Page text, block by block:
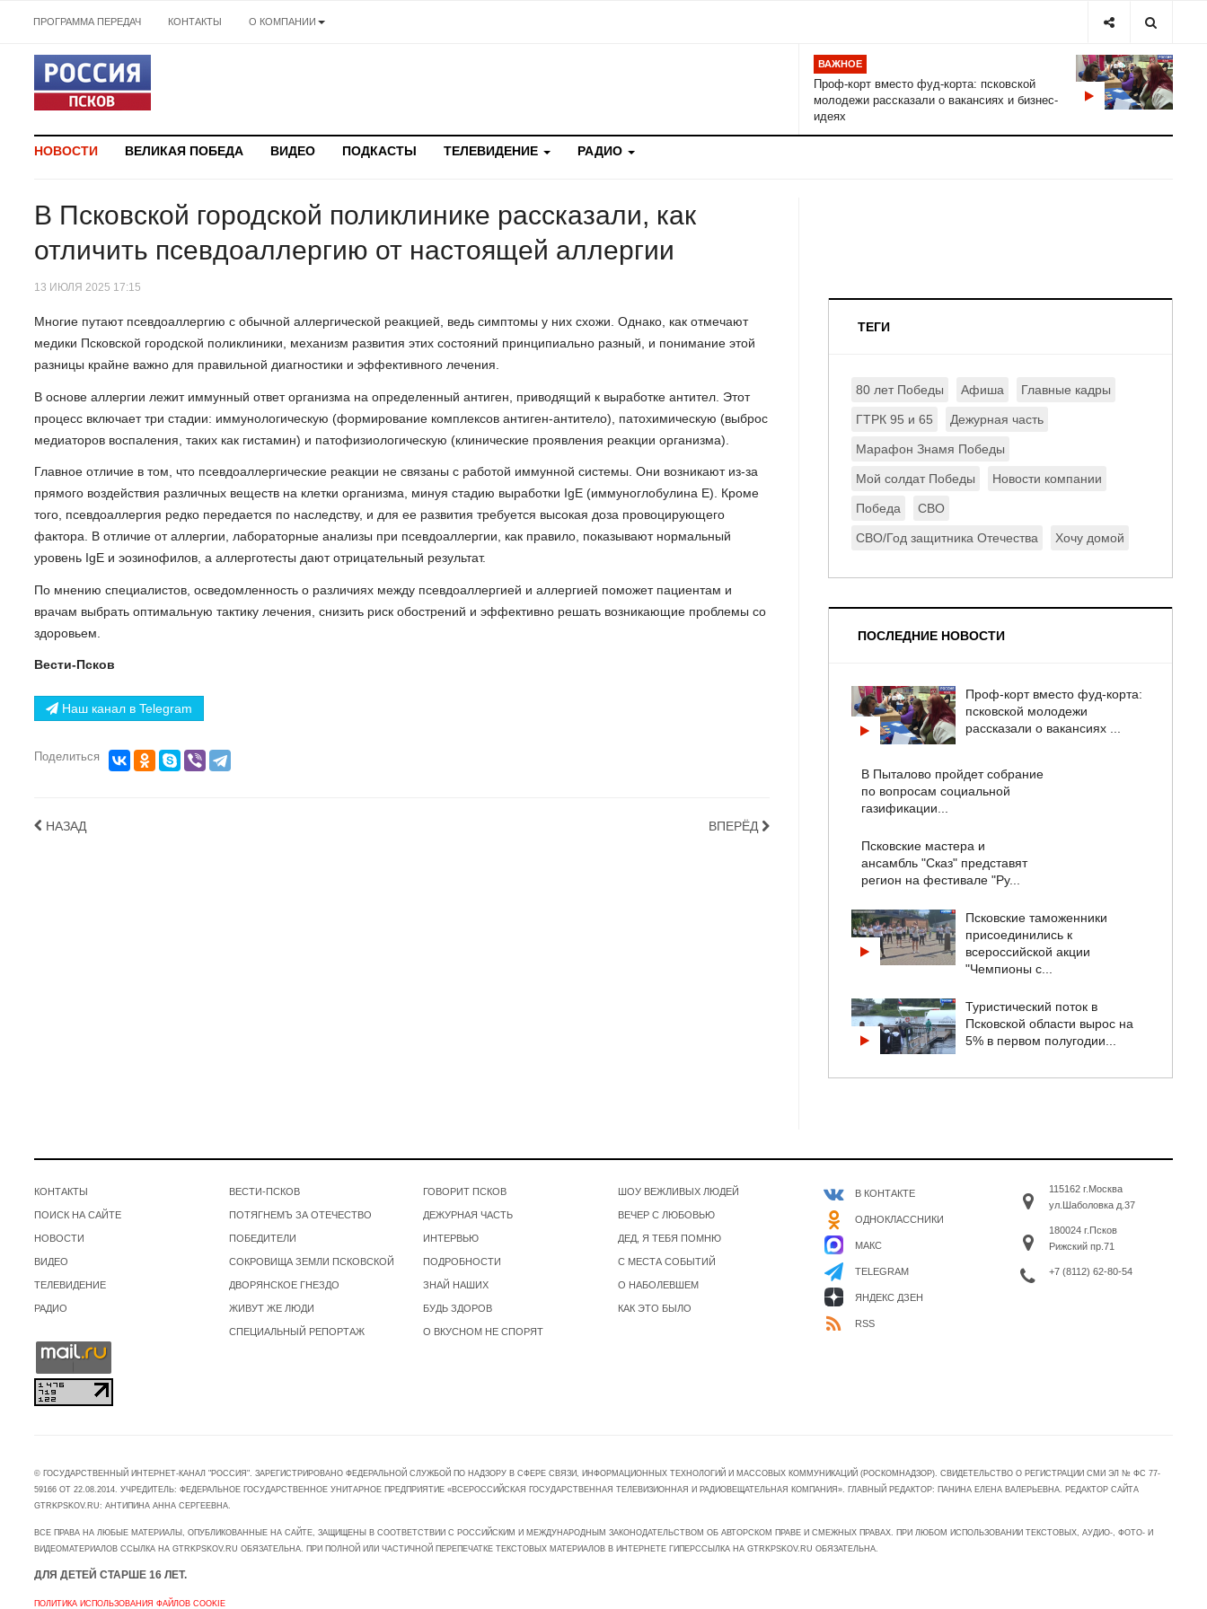
ПРОГРАММА ПЕРЕДАЧ КОНТАКТЫ О КОМПАНИИ
ВАЖНОЕ
Проф-корт вместо фуд-корта: псковской
молодежи рассказали о вакансиях и бизнес-
идеях
НОВОСТИ ВЕЛИКАЯ ПОБЕДА ВИДЕО ПОДКАСТЫ ТЕЛЕВИДЕНИЕ РАДИО
В Псковской городской поликлинике рассказали, как
отличить псевдоаллергию от настоящей аллергии
13 ИЮЛЯ 2025 17:15
Многие путают псевдоаллергию с обычной аллергической реакцией, ведь симптомы у них схожи. Однако, как отмечают
медики Псковской городской поликлиники, механизм развития этих состояний принципиально разный, и понимание этой
разницы крайне важно для правильной диагностики и эффективного лечения.
В основе аллергии лежит иммунный ответ организма на определенный антиген, приводящий к выработке антител. Этот
процесс включает три стадии: иммунологическую (формирование комплексов антиген-антитело), патохимическую (выброс
медиаторов воспаления, таких как гистамин) и патофизиологическую (клинические проявления реакции организма).
Главное отличие в том, что псевдоаллергические реакции не связаны с работой иммунной системы. Они возникают из-за
прямого воздействия различных веществ на клетки организма, минуя стадию выработки IgE (иммуноглобулина E). Кроме
того, псевдоаллергия редко передается по наследству, и для ее развития требуется высокая доза провоцирующего
фактора. В отличие от аллергии, лабораторные анализы при псевдоаллергии, как правило, показывают нормальный
уровень IgE и эозинофилов, а аллерготесты дают отрицательный результат.
По мнению специалистов, осведомленность о различиях между псевдоаллергией и аллергией поможет пациентам и
врачам выбрать оптимальную тактику лечения, снизить риск обострений и эффективно решать возникающие проблемы со
здоровьем.
Вести-Псков
Наш канал в Telegram
Поделиться
НАЗАД ВПЕРЁД
ТЕГИ
80 лет Победы Афиша Главные кадры
ГТРК 95 и 65 Дежурная часть
Марафон Знамя Победы
Мой солдат Победы Новости компании
Победа СВО
СВО/Год защитника Отечества Хочу домой
ПОСЛЕДНИЕ НОВОСТИ
Проф-корт вместо фуд-корта:
псковской молодежи
рассказали о вакансиях ...
В Пыталово пройдет собрание
по вопросам социальной
газификации...
Псковские мастера и
ансамбль "Сказ" представят
регион на фестивале "Ру...
Псковские таможенники
присоединились к
всероссийской акции
"Чемпионы с...
Туристический поток в
Псковской области вырос на
5% в первом полугодии...
КОНТАКТЫ
ПОИСК НА САЙТЕ
НОВОСТИ
ВИДЕО
ТЕЛЕВИДЕНИЕ
РАДИО
ВЕСТИ-ПСКОВ
ПОТЯГНЕМЪ ЗА ОТЕЧЕСТВО
ПОБЕДИТЕЛИ
СОКРОВИЩА ЗЕМЛИ ПСКОВСКОЙ
ДВОРЯНСКОЕ ГНЕЗДО
ЖИВУТ ЖЕ ЛЮДИ
СПЕЦИАЛЬНЫЙ РЕПОРТАЖ
ГОВОРИТ ПСКОВ
ДЕЖУРНАЯ ЧАСТЬ
ИНТЕРВЬЮ
ПОДРОБНОСТИ
ЗНАЙ НАШИХ
БУДЬ ЗДОРОВ
О ВКУСНОМ НЕ СПОРЯТ
ШОУ ВЕЖЛИВЫХ ЛЮДЕЙ
ВЕЧЕР С ЛЮБОВЬЮ
ДЕД, Я ТЕБЯ ПОМНЮ
С МЕСТА СОБЫТИЙ
О НАБОЛЕВШЕМ
КАК ЭТО БЫЛО
В КОНТАКТЕ
ОДНОКЛАССНИКИ
МАКС
TELEGRAM
ЯНДЕКС ДЗЕН
RSS
115162 г.Москва
ул.Шаболовка д.37
180024 г.Псков
Рижский пр.71
+7 (8112) 62-80-54
© ГОСУДАРСТВЕННЫЙ ИНТЕРНЕТ-КАНАЛ "РОССИЯ". ЗАРЕГИСТРИРОВАНО ФЕДЕРАЛЬНОЙ СЛУЖБОЙ ПО НАДЗОРУ В СФЕРЕ СВЯЗИ, ИНФОРМАЦИОННЫХ ТЕХНОЛОГИЙ И МАССОВЫХ КОММУНИКАЦИЙ (РОСКОМНАДЗОР). СВИДЕТЕЛЬСТВО О РЕГИСТРАЦИИ СМИ ЭЛ № ФС 77-
59166 ОТ 22.08.2014. УЧРЕДИТЕЛЬ: ФЕДЕРАЛЬНОЕ ГОСУДАРСТВЕННОЕ УНИТАРНОЕ ПРЕДПРИЯТИЕ «ВСЕРОССИЙСКАЯ ГОСУДАРСТВЕННАЯ ТЕЛЕВИЗИОННАЯ И РАДИОВЕЩАТЕЛЬНАЯ КОМПАНИЯ». ГЛАВНЫЙ РЕДАКТОР: ПАНИНА ЕЛЕНА ВАЛЕРЬЕВНА. РЕДАКТОР САЙТА
GTRKPSKOV.RU: АНТИПИНА АННА СЕРГЕЕВНА.
ВСЕ ПРАВА НА ЛЮБЫЕ МАТЕРИАЛЫ, ОПУБЛИКОВАННЫЕ НА САЙТЕ, ЗАЩИЩЕНЫ В СООТВЕТСТВИИ С РОССИЙСКИМ И МЕЖДУНАРОДНЫМ ЗАКОНОДАТЕЛЬСТВОМ ОБ АВТОРСКОМ ПРАВЕ И СМЕЖНЫХ ПРАВАХ. ПРИ ЛЮБОМ ИСПОЛЬЗОВАНИИ ТЕКСТОВЫХ, АУДИО-, ФОТО- И
ВИДЕОМАТЕРИАЛОВ ССЫЛКА НА GTRKPSKOV.RU ОБЯЗАТЕЛЬНА. ПРИ ПОЛНОЙ ИЛИ ЧАСТИЧНОЙ ПЕРЕПЕЧАТКЕ ТЕКСТОВЫХ МАТЕРИАЛОВ В ИНТЕРНЕТЕ ГИПЕРССЫЛКА НА GTRKPSKOV.RU ОБЯЗАТЕЛЬНА.
ДЛЯ ДЕТЕЙ СТАРШЕ 16 ЛЕТ.
ПОЛИТИКА ИСПОЛЬЗОВАНИЯ ФАЙЛОВ COOKIE